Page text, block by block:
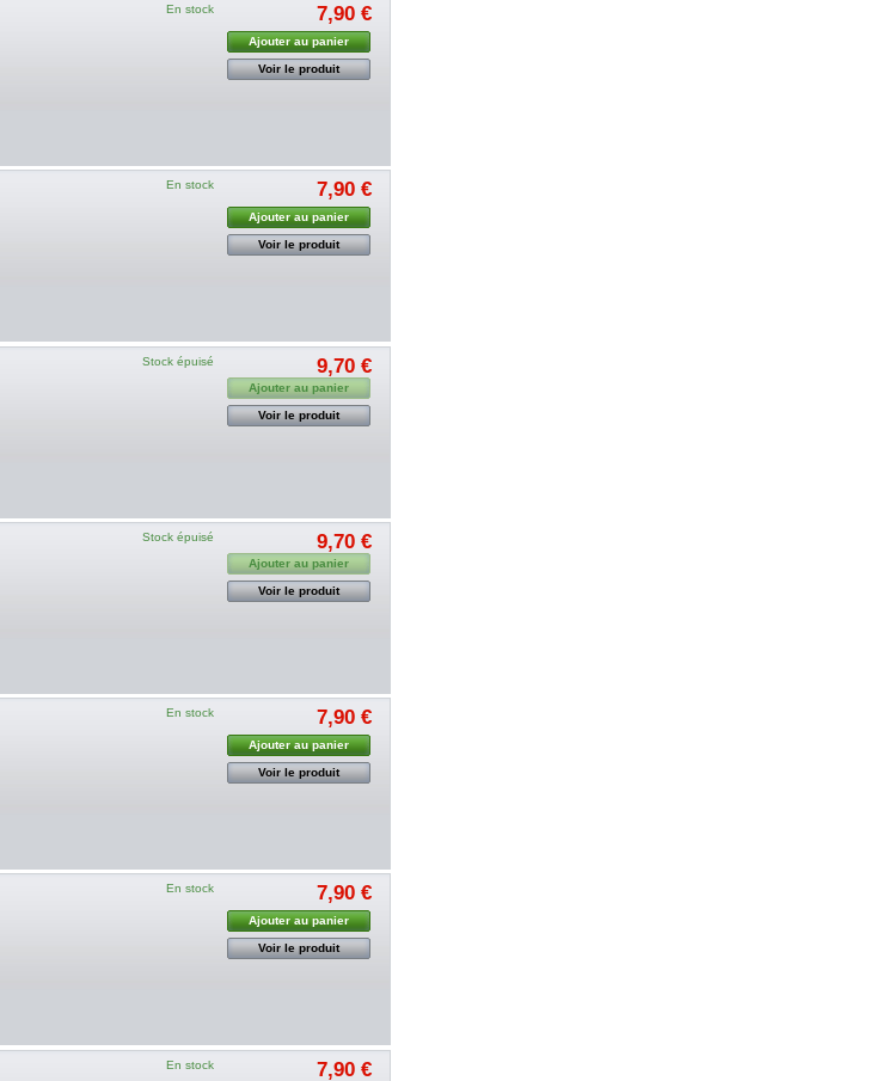
En stock 7,90 €
Ajouter au panier
Voir le produit
En stock 7,90 €
Ajouter au panier
Voir le produit
Stock épuisé 9,70 €
Ajouter au panier
Voir le produit
Stock épuisé 9,70 €
Ajouter au panier
Voir le produit
En stock 7,90 €
Ajouter au panier
Voir le produit
En stock 7,90 €
Ajouter au panier
Voir le produit
En stock 7,90 €